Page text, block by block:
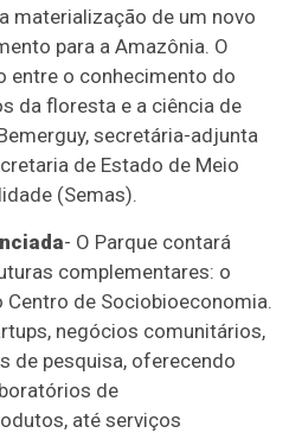
materialização de um novo
para a Amazônia. O
entre o conhecimento do
da floresta e a ciência de
secretária-adjunta
de Estado de Meio
(Semas).
- O Parque contará
complementares: o
Centro de Sociobioeconomia.
negócios comunitários,
de pesquisa, oferecendo
de
até serviços